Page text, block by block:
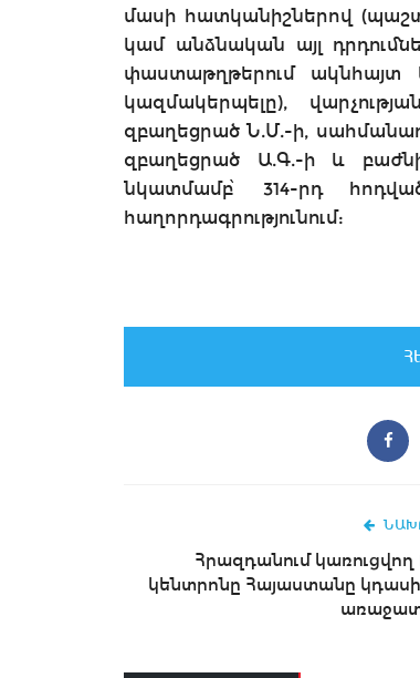
մասի հատկանիշներով
կամ անձնական այլ
փաստաթղթերում ակնհայտ
կազմակերպելը),
զբաղեցրած Ն.Մ.-ի,
զբաղեցրած Ա.Գ.-ի և
նկատմամբ՝ 314-րդ
հաղորդագրությունում:
Հրազդանում կառուցվող
կենտրոնը Հայաստանը